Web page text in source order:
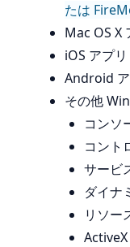
たは
Mac OS X
iOS アプリ
Android ア
その他
コンソ
コント
サービ
ダイナ
リソー